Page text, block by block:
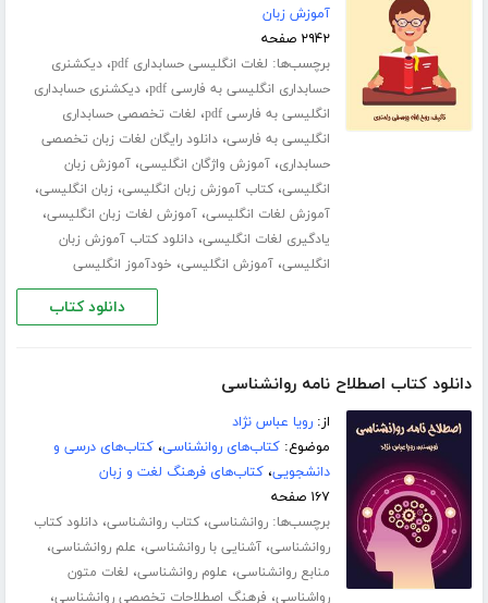
آموزش زبان
۲۹۴۲ صفحه
برچسب‌ها: لغات انگلیسی حسابداری pdf ،دیکشنری
حسابداری انگلیسی به فارسی pdf
،دیکشنری حسابداری
انگلیسی به فارسی pdf
، لغات تخصصی حسابداری
انگلیسی به فارسی،دانلود رایگان لغات زبان تخصصی
حسابداری،آموزش واژگان انگلیسی،آموزش زبان
انگلیسی،کتاب آموزش زبان انگلیسی، زبان انگلیسی،
آموزش لغات انگلیسی،آموزش لغات زبان انگلیسی،
یادگیری لغات انگلیسی،دانلود کتاب آموزش زبان
انگلیسی،آموزش انگلیسی، خودآموز انگلیسی
دانلود کتاب
دانلود کتاب اصطلاح نامه روانشناسی
از:رویا عباس نژاد
موضوع:کتاب‌های روانشناسی،کتاب‌های درسی و
دانشجویی،کتاب‌های فرهنگ لغت و زبان
۱۶۷ صفحه
برچسب‌ها:روانشناسی،کتاب روانشناسی،دانلود کتاب
روانشناسی،آشنایی با روانشناسی، علم روانشناسی،
منابع روانشناسی، علوم روانشناسی، لغات متون
رواشناسی، فرهنگ اصطلاحات تخصصی روانشناسی،